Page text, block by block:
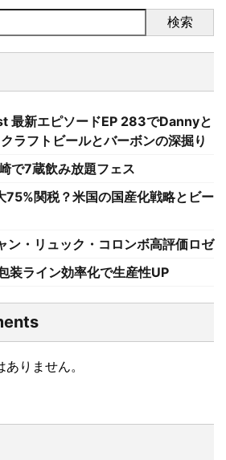
検索
最新エピソードEP 283でDannyと
ラフトビールとバーボンの深掘り
で7蔵飲み放題フェス
75%関税？米国の国産化戦略とビー
ン・リュック・コロンボ高評価ロゼ
装ライン効率化で生産性UP
りません。